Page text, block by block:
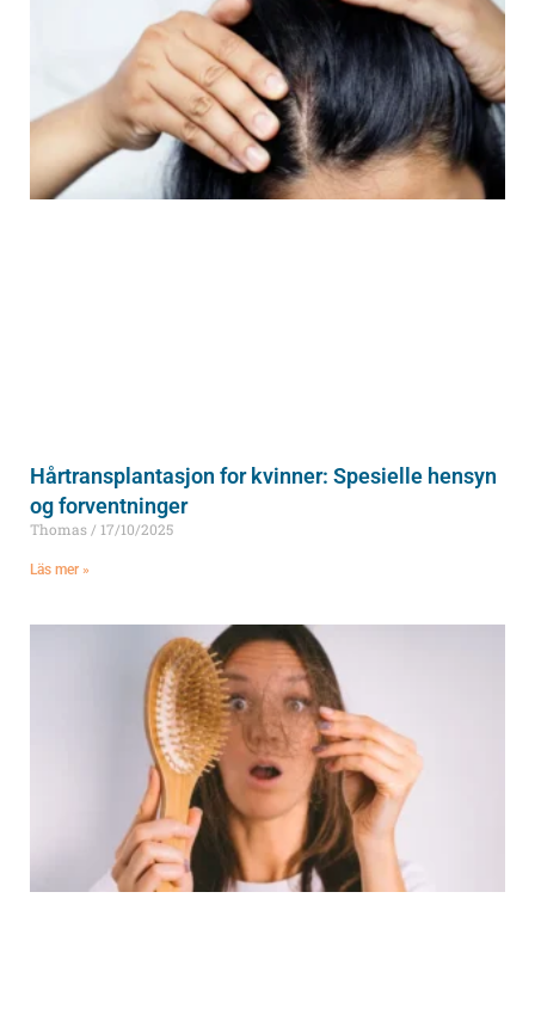
Hårtransplantasjon for kvinner: Spesielle hensyn
og forventninger
Thomas 17/10/2025
Läs mer »